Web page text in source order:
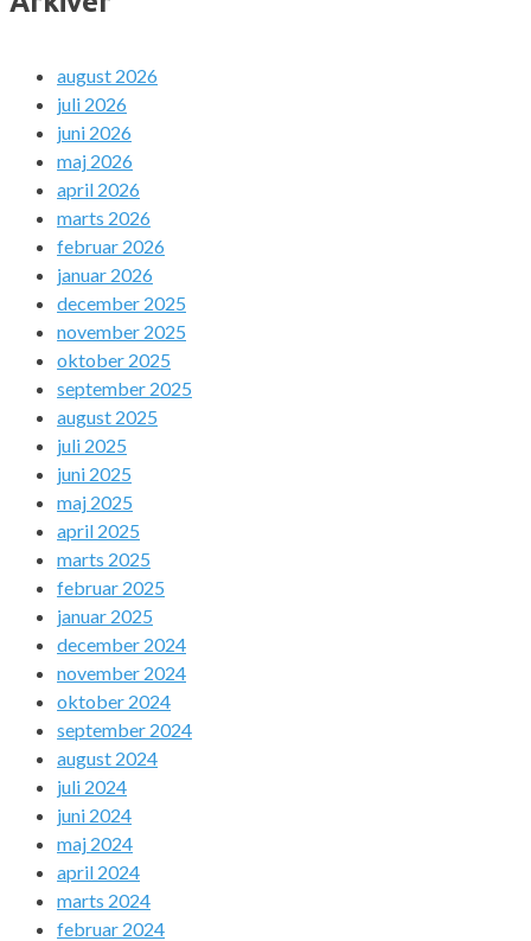
august 2026
juli 2026
juni 2026
maj 2026
april 2026
marts 2026
februar 2026
januar 2026
december 2025
november 2025
oktober 2025
september 2025
august 2025
juli 2025
juni 2025
maj 2025
april 2025
marts 2025
februar 2025
januar 2025
december 2024
november 2024
oktober 2024
september 2024
august 2024
juli 2024
juni 2024
maj 2024
april 2024
marts 2024
februar 2024